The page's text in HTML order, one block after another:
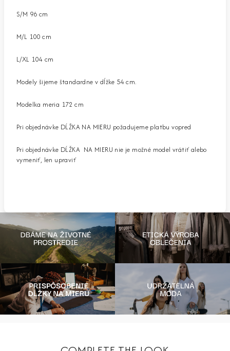
S/M 96 cm
M/L 100 cm
L/XL 104 cm
Modely šijeme štandardne v dĺžke 54 cm.
Modelka meria 172 cm
Pri objednávke DĹŽKA NA MIERU požadujeme platbu vopred
Pri objednávke DĹŽKA NA MIERU nie je možné model vrátiť alebo
vymeniť, len upraviť